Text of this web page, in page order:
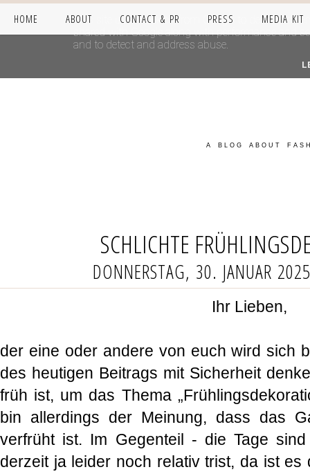
HOME ABOUT CONTACT & PR PRESS MEDIA KIT
A BLOG ABOUT
SCHLICHTE
DONNERSTAG, 30. JANUAR 2025
Ihr Lieben,
der eine oder andere von euch wird sich
des heutigen Beitrags mit Sicherheit
früh ist, um das Thema
bin allerdings der Meinung, dass das
verfrüht ist. Im Gegenteil - die Tage
derzeit ja leider noch relativ trist, da ist es
This site uses cookies from Google to deliver its
shared with Google along with performance and
and to detect and address abuse.